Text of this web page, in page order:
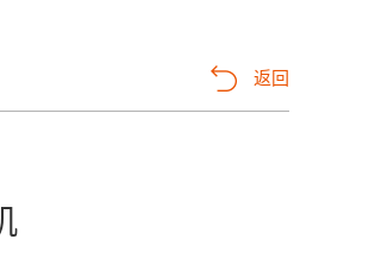
返回